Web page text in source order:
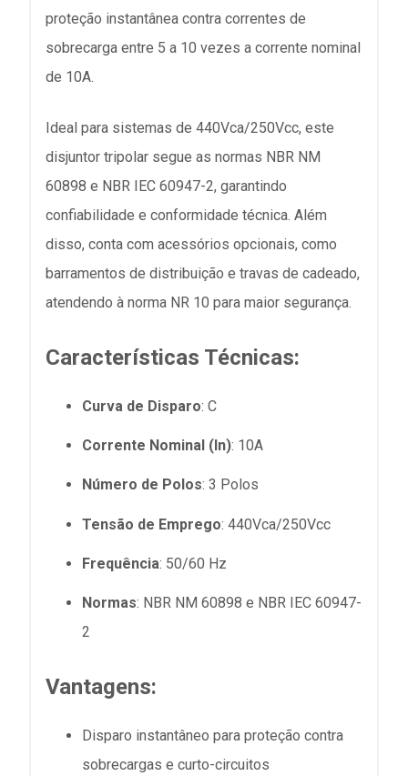
proteção instantânea contra correntes de
sobrecarga entre 5 a 10 vezes a corrente nominal
de 10A.
Ideal para sistemas de 440Vca/250Vcc, este
disjuntor tripolar segue as normas NBR NM
60898 e NBR IEC 60947-2, garantindo
confiabilidade e conformidade técnica. Além
disso, conta com acessórios opcionais, como
barramentos de distribuição e travas de cadeado,
atendendo à norma NR 10 para maior segurança.
Características Técnicas:
Curva de Disparo: C
Corrente Nominal (In): 10A
Número de Polos: 3 Polos
Tensão de Emprego: 440Vca/250Vcc
Frequência: 50/60 Hz
Normas: NBR NM 60898 e NBR IEC 60947-
2
Vantagens:
Disparo instantâneo para proteção contra
sobrecargas e curto-circuitos